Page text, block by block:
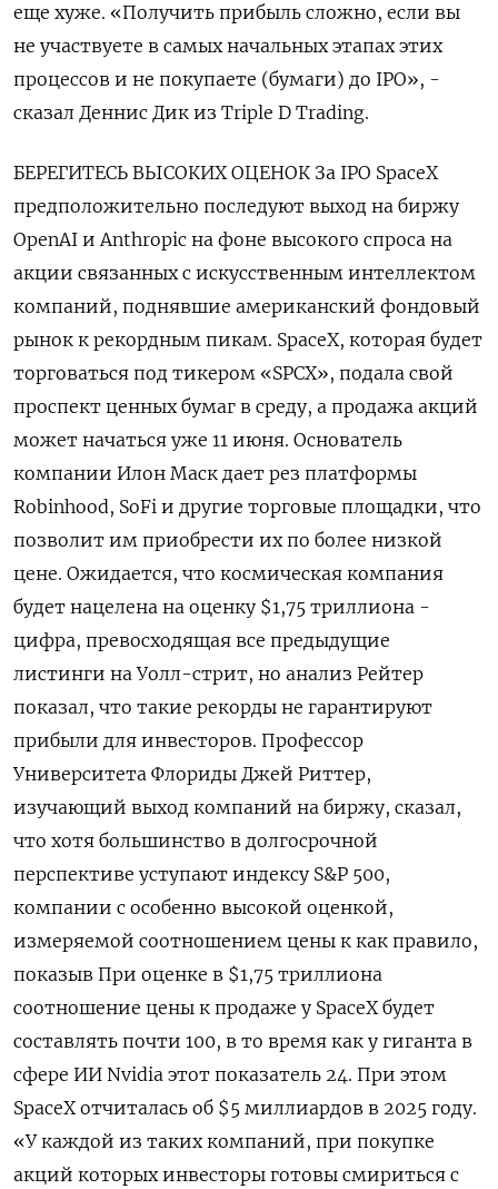
еще хуже. «Получить прибыль сложно, ​если вы
⁠не участвуете в самых начальных этапах этих
процессов и не покупаете (бумаги) до IPO», -
сказал Деннис Дик из Triple D Trading.
БЕРЕГИТЕСЬ ВЫСОКИХ ОЦЕНОК За ‌IPO SpaceX
предположительно последуют выход на биржу
OpenAI и Anthropic на фоне ‌высокого спроса на
акции связанных с искусственным интеллектом
компаний, поднявшие американский фондовый
рынок к рекордным пикам. SpaceX, которая будет
торговаться под тикером «SPCX», подала свой
проспект ценных бумаг в среду, а продажа акций ​
может начаться уже 11 июня. Основатель
компании Илон Маск дает рез платформы
Robinhood, SoFi и другие торговые площадки, что
позволит им приобрести их по более низкой
цене. Ожидается, что ‌космическая компания
будет нацелена на оценку $1,75 триллиона -
цифра, превосходящая все предыдущие
листинги на Уолл-стрит, но анализ Рейтер
показал, что такие рекорды не гарантируют
прибыли для инвесторов. Профессор
Университета ​Флориды Джей Риттер,
изучающий выход компаний на биржу, сказал,
что хотя большинство в долгосрочной
перспективе уступают индексу S&P 500,
компании с особенно высокой оценкой,
измеряемой соотношением цены к как ‌правило,
показыв При оценке в $1,75 триллиона
соотношение цены к продаже у SpaceX будет
составлять почти 100, в то время как у гиганта в
сфере ИИ Nvidia этот показатель 24. При этом
SpaceX отчиталась об $5 миллиардов в 2025 году.
«У каждой из таких компаний, при покупке
акций которых инвесторы готовы смириться с